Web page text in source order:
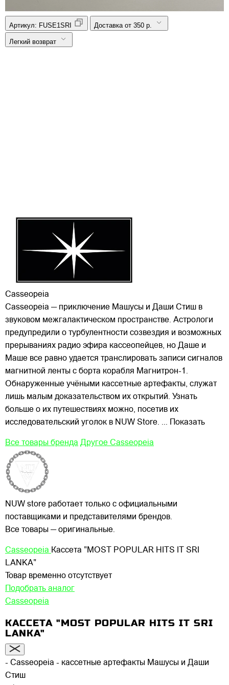
Артикул: FUSE1SRI Доставка от 350 р.
Легкий возврат
Casseopeia
Casseopeia — приключение Машусы и Даши Стиш в
звуковом межгалактическом пространстве. Астрологи
предупредили о турбулентности созвездия и возможных
прерываниях радио эфира кассеопейцев, но Даше и
Маше все равно удается транслировать записи сигналов
магнитной ленты с борта корабля Магнитрон-1.
Обнаруженные учёными кассетные артефакты, служат
лишь малым доказательством их открытий. Узнать
больше о их путешествиях можно, посетив их
исследовательский уголок в NUW Store. ... Показать
Все товары бренда Другое Casseopeia
NUW store работает только с официальными
поставщиками и представителями брендов.
Все товары — оригинальные.
Casseopeia Кассета "MOST POPULAR HITS IT SRI
LANKA"
Товар временно отсутствует
Подобрать аналог
Casseopeia
КАССЕТА "MOST POPULAR HITS IT SRI
LANKA"
- Casseopeia - кассетные артефакты Машусы и Даши
Стиш